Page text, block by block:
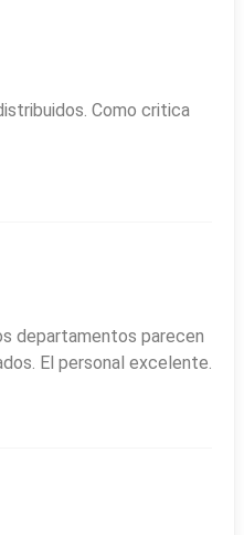
Como critica
departamentos parecen
El personal excelente.